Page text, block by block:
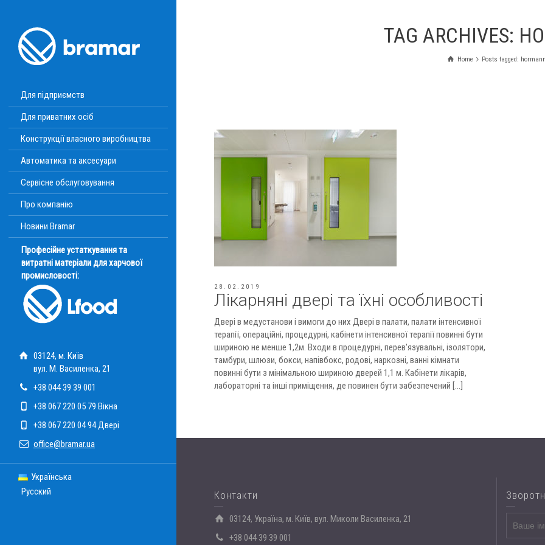
Для підприємств
Для приватних осіб
Конструкції власного виробництва
Автоматика та аксесуари
Сервісне обслуговування
Про компанію
Новини Bramar
Професійне устаткування та
витратні матеріали для харчової
промисловості:
03124, м. Київ
вул. М. Василенка, 21
+38 044 39 39 001
+38 067 220 05 79 Вікна
+38 067 220 04 94 Двері
office@bramar.ua
Українська
Русский
TAG ARCHIVES:
Home Posts tagged: hormann
28.02.2019
Лікарняні двері та їхні особливості
Двері в медустанови і вимоги до них Двері в палати, палати інтенсивної
терапії, операційні, процедурні, кабінети інтенсивної терапії повинні бути
шириною не менше 1,2м. Входи в процедурні, перев'язувальні, ізолятори,
тамбури, шлюзи, бокси, напівбокс, родові, наркозні, ванні кімнати
повинні бути з мінімальною шириною дверей 1,1 м. Кабінети лікарів,
лабораторні та інші приміщення, де повинен бути забезпечений [...]
Контакти
03124, Україна, м. Київ, вул. Миколи Василенка, 21
+38 044 39 39 001